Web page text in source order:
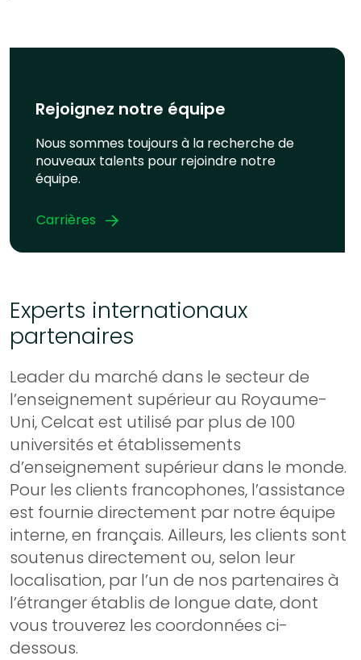
Rejoignez notre équipe
Nous sommes toujours à la recherche de
nouveaux talents pour rejoindre notre
équipe.
Carrières
Experts internationaux
partenaires
Leader du marché dans le secteur de
l’enseignement supérieur au Royaume-
Uni, Celcat est utilisé par plus de 100
universités et établissements
d’enseignement supérieur dans le monde.
Pour les clients francophones, l’assistance
est fournie directement par notre équipe
interne, en français. Ailleurs, les clients sont
soutenus directement ou, selon leur
localisation, par l’un de nos partenaires à
l’étranger établis de longue date, dont
vous trouverez les coordonnées ci-
dessous.